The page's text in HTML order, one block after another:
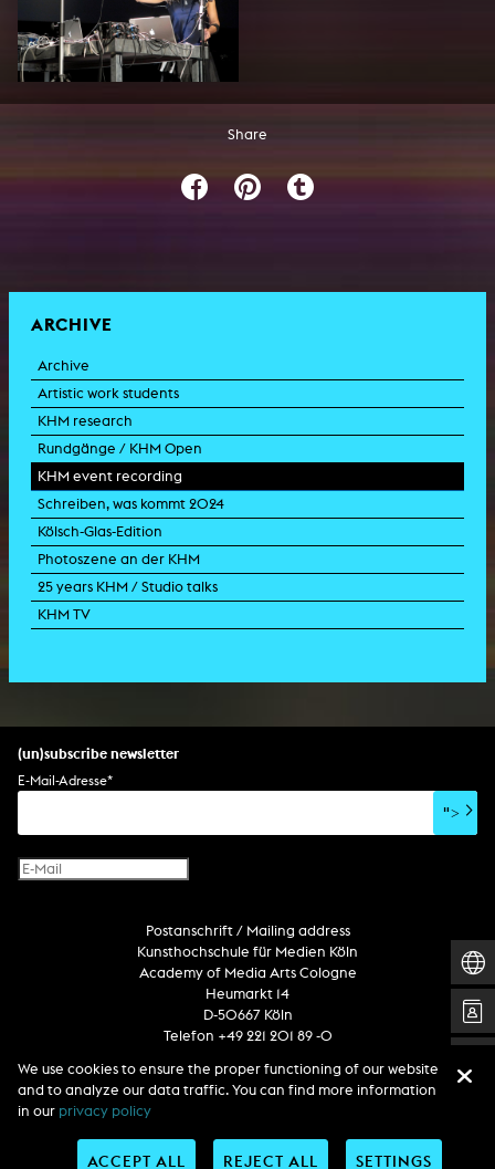
Share
ARCHIVE
Archive
Artistic work students
KHM research
Rundgänge / KHM Open
KHM event recording
Schreiben, was kommt 2024
Kölsch-Glas-Edition
Photoszene an der KHM
25 years KHM / Studio talks
KHM TV
(un)subscribe newsletter
E-Mail-Adresse*
">
Postanschrift / Mailing address
Kunsthochschule für Medien Köln
Academy of Media Arts Cologne
Heumarkt 14
D-50667 Köln
Telefon +49 221 201 89 -0
We use cookies to ensure the proper functioning of our website
and to analyze our data traffic. You can find more information
in our privacy policy
SETTINGS
REJECT ALL
ACCEPT ALL